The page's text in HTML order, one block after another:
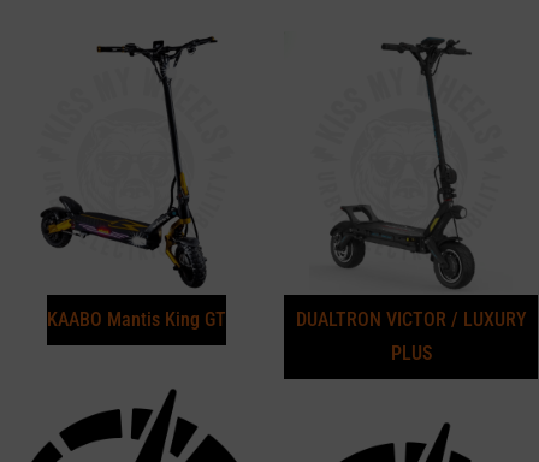
KAABO Mantis King GT
DUALTRON VICTOR / LUXURY
PLUS